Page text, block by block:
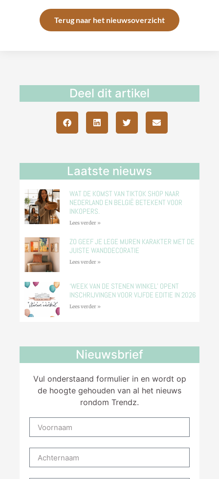
Terug naar het nieuwsoverzicht
Deel dit artikel
Laatste nieuws
WAT DE KOMST VAN TIKTOK SHOP NAAR
NEDERLAND EN BELGIË BETEKENT VOOR
INKOPERS.
Lees verder »
ZO GEEF JE LEGE MUREN KARAKTER MET DE
JUISTE WANDDECORATIE
Lees verder »
‘WEEK VAN DE STENEN WINKEL’ OPENT
INSCHRIJVINGEN VOOR VIJFDE EDITIE IN 2026
Lees verder »
Nieuwsbrief
Vul onderstaand formulier in en wordt op
de hoogte gehouden van al het nieuws
rondom Trendz.